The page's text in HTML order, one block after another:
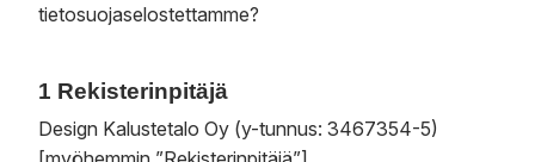
tietosuojaselostettamme?
1 Rekisterinpitäjä
Design Kalustetalo Oy (y-tunnus: 3467354-5)